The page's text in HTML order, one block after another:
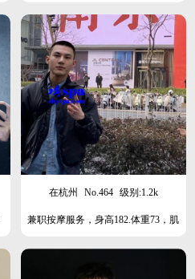
好看，可奶可痞，有腹肌，健谈，调
琴好。
在杭州 No.464 级别:1.2k
兼职按摩服务，身高182.体重73，肌